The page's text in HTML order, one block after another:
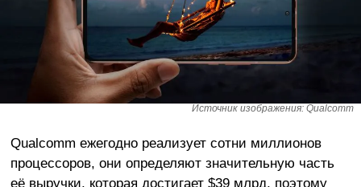
Источник изображения: Qualcomm
Qualcomm ежегодно реализует сотни миллионов
процессоров, они определяют значительную часть
её выручки, которая достигает $39 млрд, поэтому